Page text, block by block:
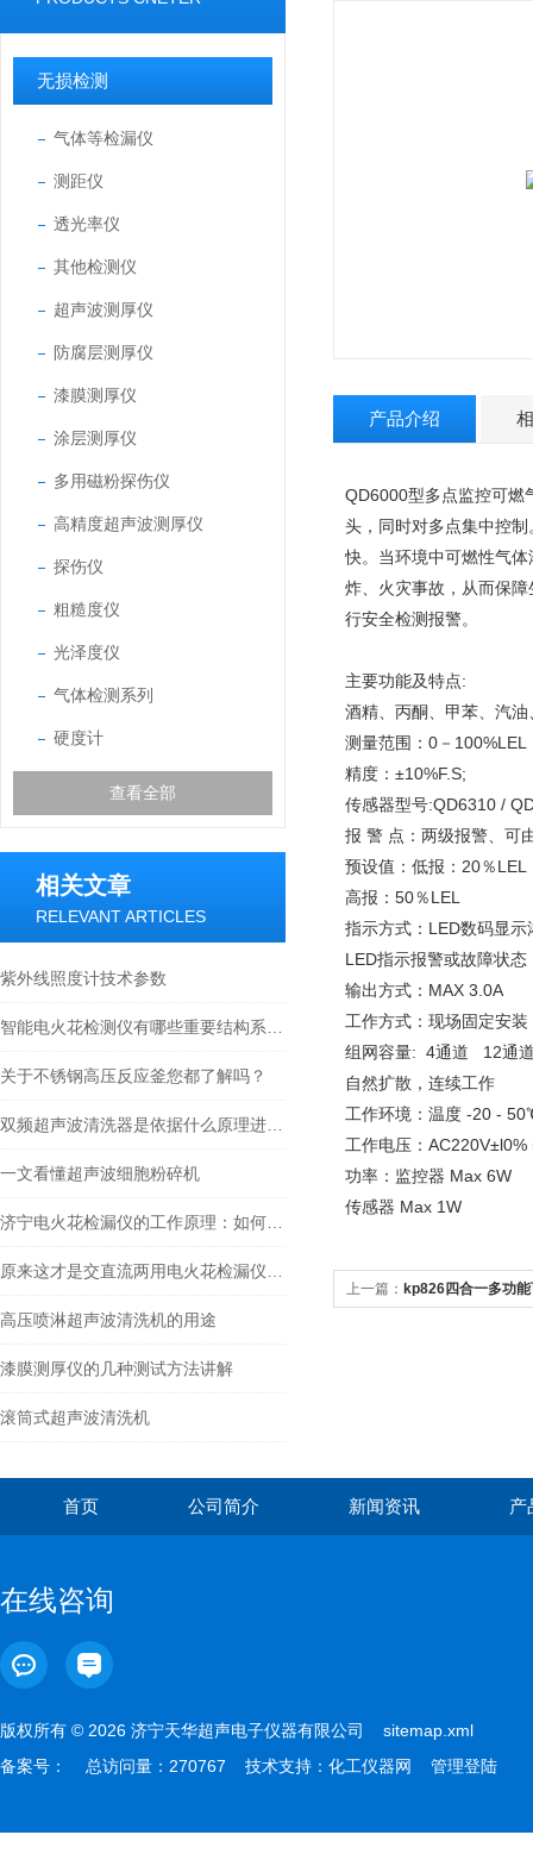
无损检测
气体等检漏仪
测距仪
透光率仪
其他检测仪
超声波测厚仪
防腐层测厚仪
漆膜测厚仪
涂层测厚仪
多用磁粉探伤仪
高精度超声波测厚仪
探伤仪
粗糙度仪
光泽度仪
气体检测系列
硬度计
查看全部
相关文章
RELEVANT ARTICLES
紫外线照度计技术参数
关于不锈钢高压反应釜您都了解吗？
一文看懂超声波细胞粉碎机
高压喷淋超声波清洗机的用途
漆膜测厚仪的几种测试方法讲解
滚筒式超声波清洗机
产品介绍
QD6000型多点监控可燃
头，同时对多点集中控
快。当环境中可燃性气
炸、火灾事故，从而保
行安全检测报警。
主要功能及特点:
酒精、丙酮、甲苯、汽
测量范围：0－100%LEL
精度：±10%F.S;
传感器型号:QD6310 /
报 警 点：两级报警、可
预设值：低报：20％LEL
高报：50％LEL
指示方式：LED数码显示
LED指示报警或故障状态
输出方式：MAX 3.0A
工作方式：现场固定安装
组网容量: 4通道 12通
自然扩散，连续工作
工作环境：温度 -20 -
工作电压：AC220V±l0%
功率：监控器 Max 6W
传感器 Max 1W
上一篇： kp826四合一多功
首页 公司简介 新闻资讯 产
在线咨询
版权所有 © 2026 济宁天华超声电子仪器有限公司 sitemap.xml
备案号：
总访问量：270767 技术支持： 化工仪器网 管理登陆